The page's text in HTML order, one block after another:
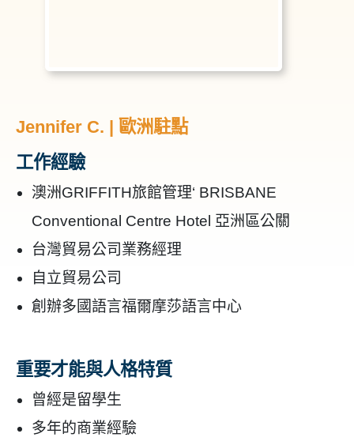
Jennifer C. | 歐洲駐點
工作經驗
澳洲GRIFFITH旅館管理‘ BRISBANE
Conventional Centre Hotel 亞洲區公關
台灣貿易公司業務經理
自立貿易公司
創辦多國語言福爾摩莎語言中心
重要才能與人格特質
曾經是留學生
多年的商業經驗